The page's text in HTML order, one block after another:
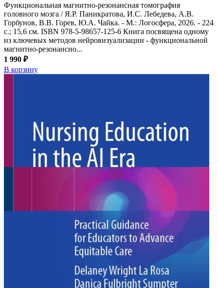
Функциональная магнитно-резонансная томография
головного мозга / Я.Р. Паникратова, И.С. Лебедева, А.В.
Горбунов, В.В. Горев, Ю.А. Чайка. - М.: Логосфера, 2026. - 224
с.; 15,6 см. ISBN 978-5-98657-125-6 Книга посвящена одному
из ключевых методов нейровизуализации - функциональной
магнитно-резонансно...
1 990 ₽
В корзину